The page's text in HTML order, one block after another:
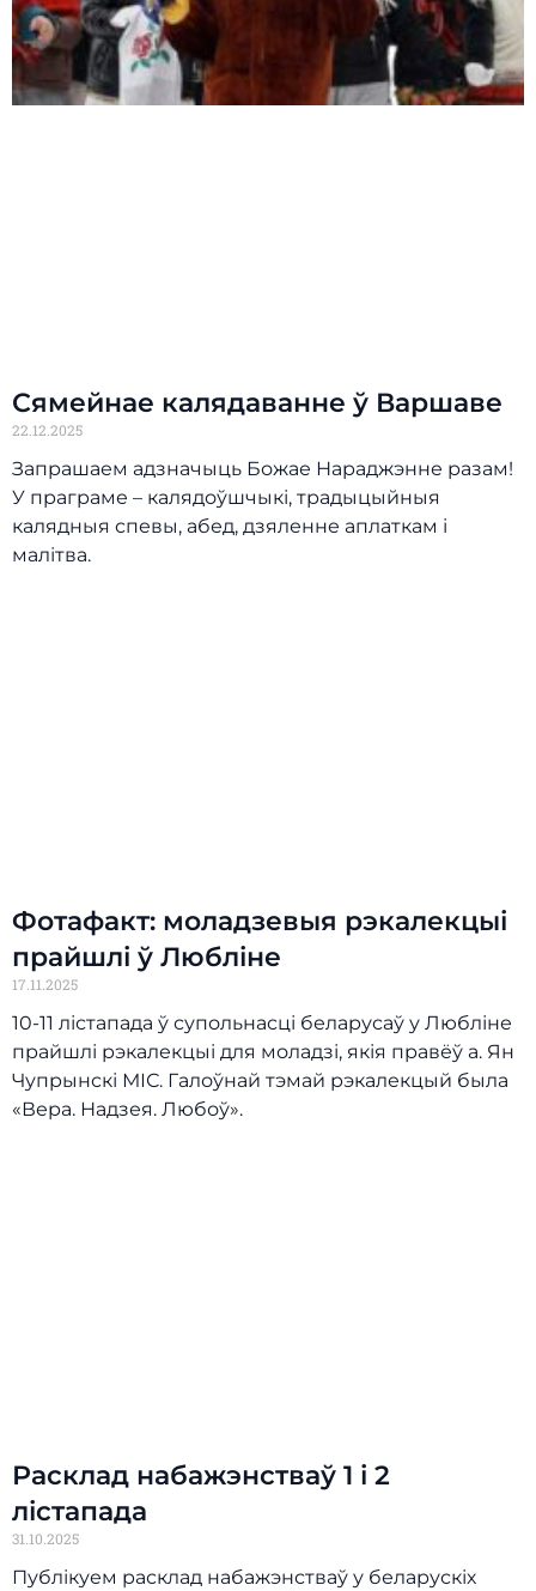
Сямейнае калядаванне ў Варшаве
22.12.2025
Запрашаем адзначыць Божае Нараджэнне разам!
У праграме – калядоўшчыкі, традыцыйныя
калядныя спевы, абед, дзяленне аплаткам і
малітва.
Фотафакт: моладзевыя рэкалекцыі
прайшлі ў Любліне
17.11.2025
10-11 лістапада ў супольнасці беларусаў у Любліне
прайшлі рэкалекцыі для моладзі, якія правёў а. Ян
Чупрынскі МІС. Галоўнай тэмай рэкалекцый была
«Вера. Надзея. Любоў».
Расклад набажэнстваў 1 і 2
лістапада
31.10.2025
Публікуем расклад набажэнстваў у беларускіх